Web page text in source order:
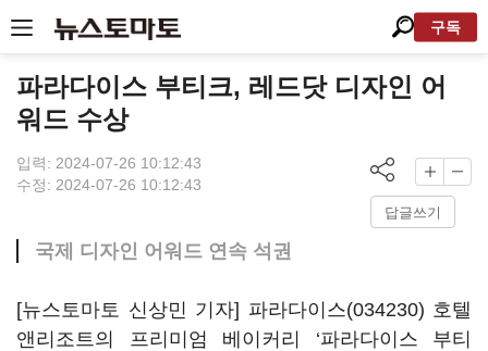
구독
파라다이스 부티크, 레드닷 디자인 어
워드 수상
입력: 2024-07-26 10:12:43
수정: 2024-07-26 10:12:43
답글쓰기
국제 디자인 어워드 연속 석권
[뉴스토마토 신상민 기자] 파라다이스(034230) 호텔
앤리조트의 프리미엄 베이커리 ‘파라다이스 부티